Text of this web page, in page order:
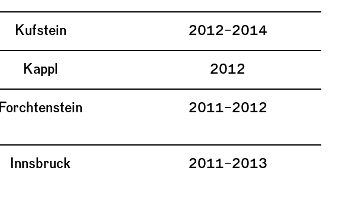
Kufstein 2012–2014
Kappl 2012
Forchtenstein 2011–2012
Innsbruck 2011–2013